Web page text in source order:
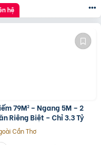
hệ
79M² – Ngang 5M – 2
Riêng Biệt – Chỉ 3.3 Tỷ
Cần Thơ